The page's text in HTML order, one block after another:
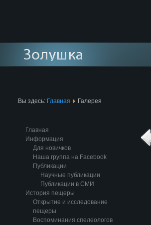
Вы здесь: Главная Галерея
Главная
Информация
Для новичков
Наша группа на Facebook
Публикации
Научные публикации
Публикации в СМИ
История пещеры
Открытие и исследование
пещеры
Воспоминания спелеологов